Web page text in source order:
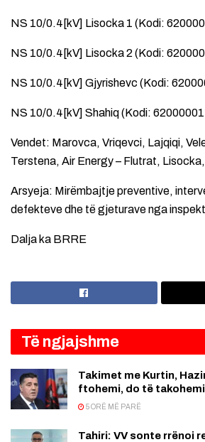
NS 10/0.4[kV] Lisocka 1 (Kodi:
NS 10/0.4[kV] Lisocka 2 (Kodi:
NS 10/0.4[kV] Gjyrishevc (Kodi:
NS 10/0.4[kV] Shahiq (Kodi:
Vendet: Marovca, Vriqevci, Lajqiqi,
Terstena, Air Energy – Flutrat,
Arsyeja: Mirëmbajtje preventive,
defekteve dhe të gjeturave nga
Dalja ka BRRE
Të ngjajshme
Takimet me Kurtin,
ftohemi, do të takohemi
5 ORË MË PARË
Tahiri: VV sonte rrënoi